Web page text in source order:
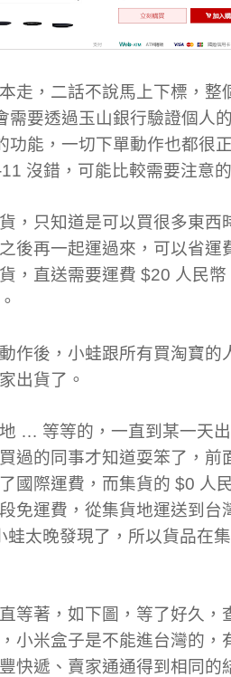
走，二話不說馬上下標，整
需要透過玉山銀行驗證個人
功能，一切下單動作也都很
沒錯，可能比較需要注意
，只知道是可以買很多東西
後再一起運過來，可以省運
，直送需要運費 $20 人民
作後，小蛙跟所有買淘寶的
出貨了。
… 等等的，一直到某一天出
過的同事才知道耍笨了，前
國際運費，而集貨的 $0 人
免運費，從集貨地運送到台
太晚發現了，所以貨品在
等著，如下圖，等了好久，
小米盒子是不能進台灣的，
快遞、賣家通通得到相同的